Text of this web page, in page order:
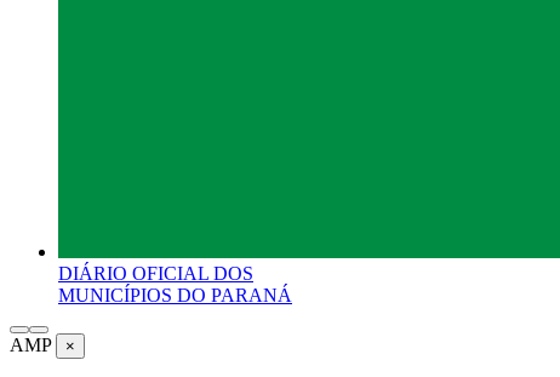
DIÁRIO OFICIAL DOS
MUNICÍPIOS DO PARANÁ
AMP ×